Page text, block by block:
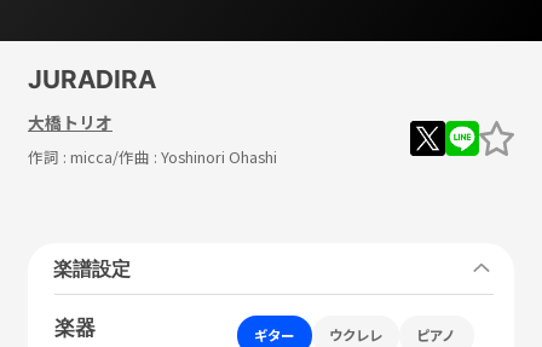
JURADIRA
大橋トリオ
作詞 : micca/作曲 : Yoshinori Ohashi
楽譜設定
楽器 ギター ウクレレ ピアノ